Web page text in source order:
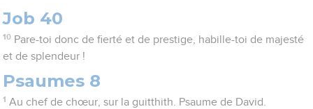
Job 40
10 Pare-toi donc de fierté et de prestige, habille-toi de majesté
et de splendeur !
Psaumes 8
1 Au chef de chœur, sur la guitthith. Psaume de David.